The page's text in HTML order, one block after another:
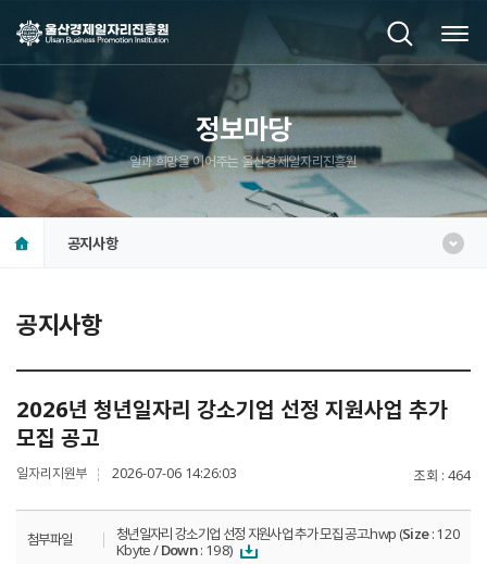
정보마당
일과 희망을 이어주는 울산경제일자리진흥원
공지사항
공지사항
2026년 청년일자리 강소기업 선정 지원사업 추가
모집 공고
조회 464
일자리지원부 2026-07-06 14:26:03
첨부파일 청년일자리 강소기업 선정 지원사업 추가 모집 공고.hwp (Size: 120
Kbyte /Down: 198)